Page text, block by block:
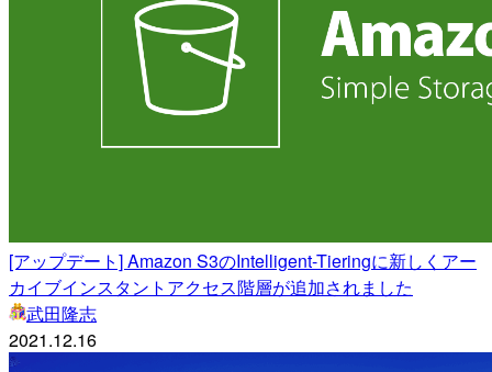
[アップデート] Amazon S3のIntelligent-Tieringに新しくアー
カイブインスタントアクセス階層が追加されました
武田隆志
2021.12.16